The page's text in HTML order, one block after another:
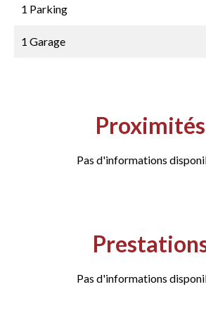
1 Parking
1 Garage
Proximités
Pas d'informations
Pas d'informations